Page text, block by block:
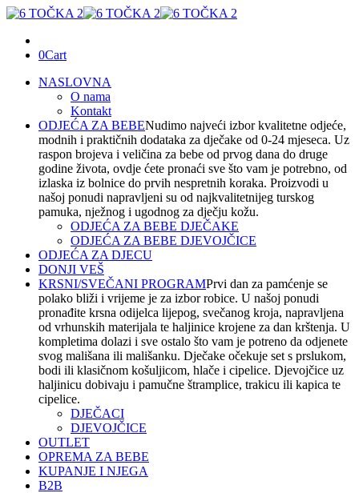
0Cart
NASLOVNA
O nama
Kontakt
ODJEĆA ZA BEBENudimo najveći izbor kvalitetne odjeće,
modnih i praktičnih dodataka za dječake od 0-24 mjeseca. Uz
raspon brojeva i veličina za bebe od prvog dana do druge
godine života, ovdje ćete pronaći sve što vam je potrebno, od
izlaska iz bolnice do prvih nespretnih koraka. Proizvodi u
našoj ponudi napravljeni su od najkvalitetnijeg turskog
pamuka, nježnog i ugodnog za dječju kožu.
ODJEĆA ZA BEBE DJEČAKE
ODJEĆA ZA BEBE DJEVOJČICE
ODJEĆA ZA DJECU
DONJI VEŠ
KRSNI/SVEČANI PROGRAMPrvi dan za pamćenje se
polako bliži i vrijeme je za izbor robice. U našoj ponudi
pronađite krsna odijelca lijepog, svečanog kroja, napravljena
od vrhunskih materijala te haljinice krojene za dan krštenja. U
kompletima dolazi i sve ostalo što vam je potreno da odjenete
svog mališana ili mališanku. Dječake očekuje set s prslukom,
bodi ili klasičnom košuljicom, hlače i cipelice. Djevojčice uz
haljinicu dobivaju i pamučne štramplice, trakicu ili kapica te
cipelice.
DJEČACI
DJEVOJČICE
OUTLET
OPREMA ZA BEBE
KUPANJE I NJEGA
B2B